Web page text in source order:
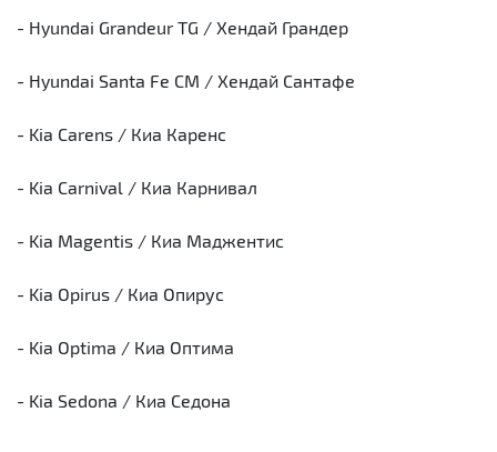
- Hyundai Grandeur TG / Хендай Грандер
- Hyundai Santa Fe CM / Хендай Сантафе
- Kia Carens / Киа Каренс
- Kia Carnival / Киа Карнивал
- Kia Magentis / Киа Маджентис
- Kia Opirus / Киа Опирус
- Kia Optima / Киа Оптима
- Kia Sedona / Киа Седона